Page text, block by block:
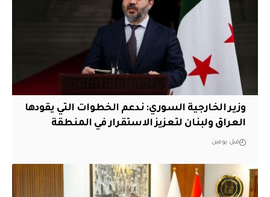
وزير الخارجية السوري: ندعم الخطوات التي يقودها
العراق ولبنان لتعزيز الاستقرار في المنطقة
قبل يومين